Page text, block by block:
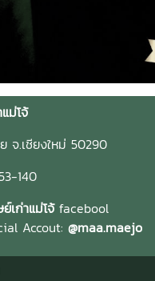
ม่โจ้
จ.เชียงใหม่ 50290
140
เก่าแม่โจ้ facebool
Accout: @maa.maejo